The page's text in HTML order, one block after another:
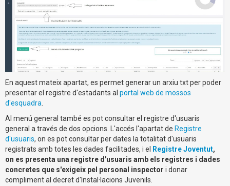
En aquest mateix apartat, es permet generar un arxiu txt per poder
presentar el registre d'estadants al portal web de mossos
d'esquadra
Al menú general també es pot consultar el registre d'usuaris
general a través de dos opcions. L'accés l'apartat de Registre
d'usuaris, on es pot consultar per dates la totalitat d'usuaris
registrats amb totes les dades facilitades, i el Registre Joventut,
on es presenta una registre d'usuaris amb els registres i dades
concretes que s'exigeix pel personal inspector i donar
compliment al decret d'Instal·lacions Juvenils.